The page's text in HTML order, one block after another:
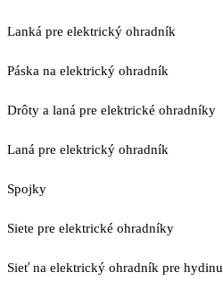
Lanká pre elektrický ohradník
Páska na elektrický ohradník
Drôty a laná pre elektrické ohradníky
Laná pre elektrický ohradník
Spojky
Siete pre elektrické ohradníky
Sieť na elektrický ohradník pre hydinu